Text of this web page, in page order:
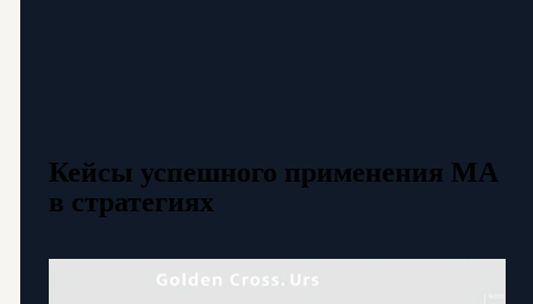
Кейсы успешного применения МА
в стратегиях